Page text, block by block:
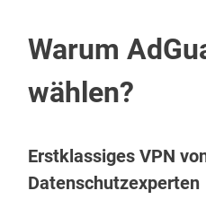
Warum
wählen?
Erstklassiges VPN
Datenschutzexperten